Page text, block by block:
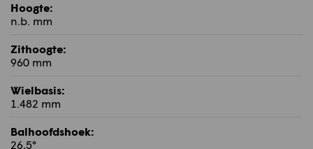
Hoogte:
n.b. mm
Zithoogte:
960 mm
Wielbasis:
1.482 mm
Balhoofdshoek:
26,5°